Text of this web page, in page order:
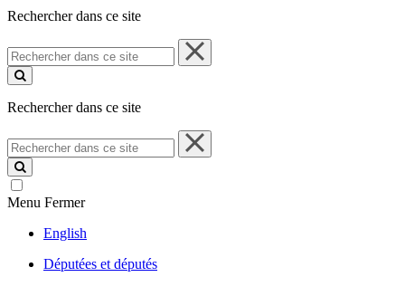
Rechercher dans ce site
Rechercher
dans
ce
Rechercher dans ce site
Rechercher
dans
ce
site
Menu Fermer
English
Députées et députés